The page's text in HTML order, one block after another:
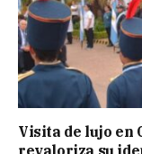
Visita de lujo en